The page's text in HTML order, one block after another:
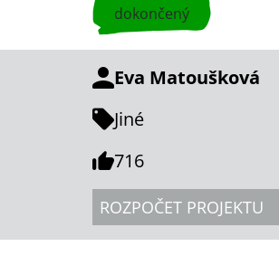
dokončený
Eva Matoušková
Jiné
716
ROZPOČET PROJEKTU